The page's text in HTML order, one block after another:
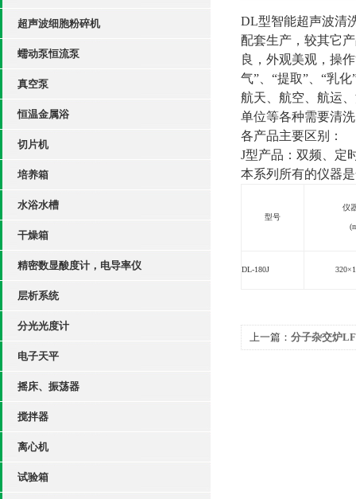
超声波细胞粉碎机
蠕动泵恒流泵
真空泵
恒温金属浴
切片机
培养箱
水浴水槽
干燥箱
精密数显酸度计，电导率仪
层析系统
分光光度计
电子天平
摇床、振荡器
搅拌器
离心机
试验箱
DL型智能超声波清
配套生产，较其它
良，外观美观，操
气”、“提取”、“乳
航天、航空、航运
单位等各种需要清
各产品主要区别：
J型产品：双频、定
本系列所有的仪器
型号
仪
DL-180J 320
上一篇： 分子杂交炉